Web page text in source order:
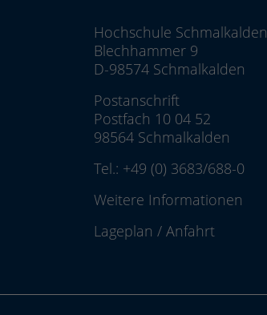
Hochschule Schmalkalden
Blechhammer 9
D-98574 Schmalkalden
Postanschrift
Postfach 10 04 52
98564 Schmalkalden
Tel.: +49 (0) 3683/688-0
Weitere Informationen
Lageplan / Anfahrt